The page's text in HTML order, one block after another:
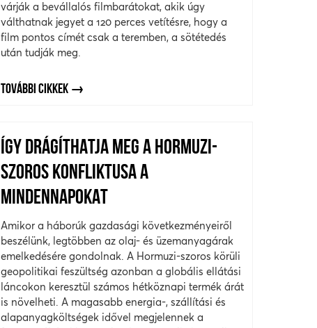
várják a bevállalós filmbarátokat, akik úgy
válthatnak jegyet a 120 perces vetítésre, hogy a
film pontos címét csak a teremben, a sötétedés
után tudják meg.
TOVÁBBI CIKKEK
ÍGY DRÁGÍTHATJA MEG A HORMUZI-
SZOROS KONFLIKTUSA A
MINDENNAPOKAT
Amikor a háborúk gazdasági következményeiről
beszélünk, legtöbben az olaj- és üzemanyagárak
emelkedésére gondolnak. A Hormuzi-szoros körüli
geopolitikai feszültség azonban a globális ellátási
láncokon keresztül számos hétköznapi termék árát
is növelheti. A magasabb energia-, szállítási és
alapanyagköltségek idővel megjelennek a